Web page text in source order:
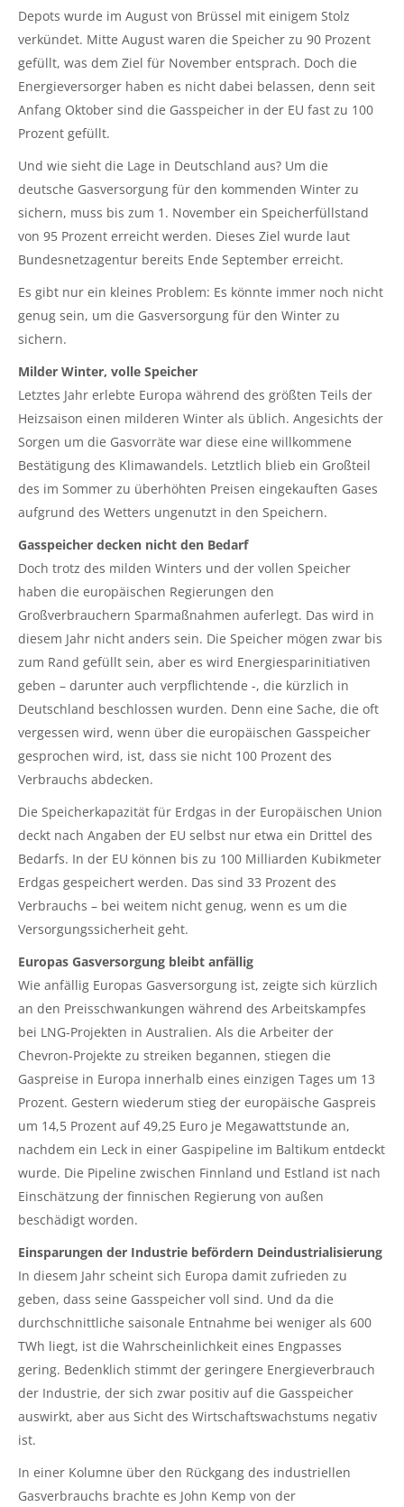
Depots wurde im August von Brüssel mit einigem Stolz
verkündet. Mitte August waren die Speicher zu 90 Prozent
gefüllt, was dem Ziel für November entsprach. Doch die
Energieversorger haben es nicht dabei belassen, denn seit
Anfang Oktober sind die Gasspeicher in der EU fast zu 100
Prozent gefüllt.
Und wie sieht die Lage in Deutschland aus? Um die
deutsche Gasversorgung für den kommenden Winter zu
sichern, muss bis zum 1. November ein Speicherfüllstand
von 95 Prozent erreicht werden. Dieses Ziel wurde laut
Bundesnetzagentur bereits Ende September erreicht.
Es gibt nur ein kleines Problem: Es könnte immer noch nicht
genug sein, um die Gasversorgung für den Winter zu
sichern.
Milder Winter, volle Speicher
Letztes Jahr erlebte Europa während des größten Teils der
Heizsaison einen milderen Winter als üblich. Angesichts der
Sorgen um die Gasvorräte war diese eine willkommene
Bestätigung des Klimawandels. Letztlich blieb ein Großteil
des im Sommer zu überhöhten Preisen eingekauften Gases
aufgrund des Wetters ungenutzt in den Speichern.
Gasspeicher decken nicht den Bedarf
Doch trotz des milden Winters und der vollen Speicher
haben die europäischen Regierungen den
Großverbrauchern Sparmaßnahmen auferlegt. Das wird in
diesem Jahr nicht anders sein. Die Speicher mögen zwar bis
zum Rand gefüllt sein, aber es wird Energiesparinitiativen
geben – darunter auch verpflichtende -, die kürzlich in
Deutschland beschlossen wurden. Denn eine Sache, die oft
vergessen wird, wenn über die europäischen Gasspeicher
gesprochen wird, ist, dass sie nicht 100 Prozent des
Verbrauchs abdecken.
Die Speicherkapazität für Erdgas in der Europäischen Union
deckt nach Angaben der EU selbst nur etwa ein Drittel des
Bedarfs. In der EU können bis zu 100 Milliarden Kubikmeter
Erdgas gespeichert werden. Das sind 33 Prozent des
Verbrauchs – bei weitem nicht genug, wenn es um die
Versorgungssicherheit geht.
Europas Gasversorgung bleibt anfällig
Wie anfällig Europas Gasversorgung ist, zeigte sich kürzlich
an den Preisschwankungen während des Arbeitskampfes
bei LNG-Projekten in Australien. Als die Arbeiter der
Chevron-Projekte zu streiken begannen, stiegen die
Gaspreise in Europa innerhalb eines einzigen Tages um 13
Prozent. Gestern wiederum stieg der europäische Gaspreis
um 14,5 Prozent auf 49,25 Euro je Megawattstunde an,
nachdem ein Leck in einer Gaspipeline im Baltikum entdeckt
wurde. Die Pipeline zwischen Finnland und Estland ist nach
Einschätzung der finnischen Regierung von außen
beschädigt worden.
Einsparungen der Industrie befördern Deindustrialisierung
In diesem Jahr scheint sich Europa damit zufrieden zu
geben, dass seine Gasspeicher voll sind. Und da die
durchschnittliche saisonale Entnahme bei weniger als 600
TWh liegt, ist die Wahrscheinlichkeit eines Engpasses
gering. Bedenklich stimmt der geringere Energieverbrauch
der Industrie, der sich zwar positiv auf die Gasspeicher
auswirkt, aber aus Sicht des Wirtschaftswachstums negativ
ist.
In einer Kolumne über den Rückgang des industriellen
Gasverbrauchs brachte es John Kemp von der